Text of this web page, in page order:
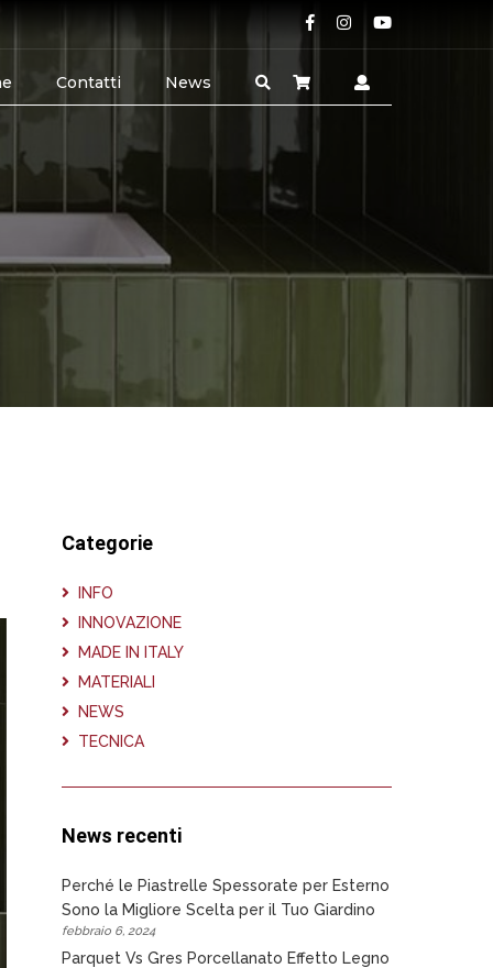
Contatti News
Categorie
INFO
INNOVAZIONE
MADE IN ITALY
MATERIALI
NEWS
TECNICA
News recenti
Perché le Piastrelle Spessorate per Esterno
Sono la Migliore Scelta per il Tuo Giardino
febbraio 6, 2024
Parquet Vs Gres Porcellanato Effetto Legno